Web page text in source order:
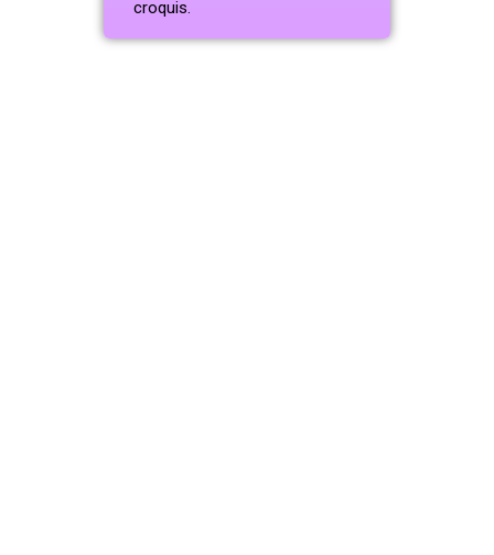
croquis.